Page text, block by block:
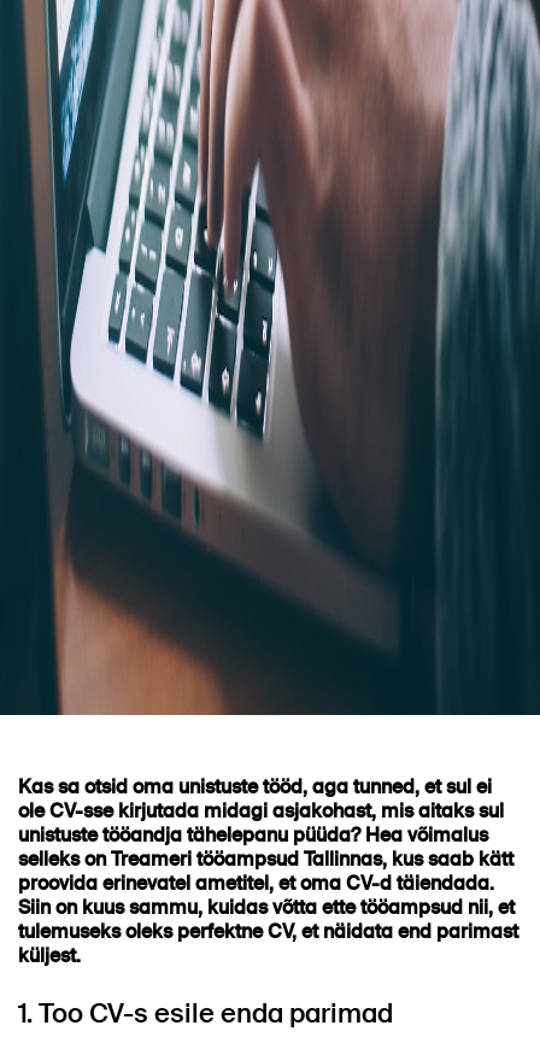
Kas sa otsid oma unistuste tööd, aga tunned, et sul ei
ole CV-sse kirjutada midagi asjakohast, mis aitaks sul
unistuste tööandja tähelepanu püüda? Hea võimalus
selleks on Treameri tööampsud Tallinnas, kus saab kätt
proovida erinevatel ametitel, et oma CV-d täiendada.
Siin on kuus sammu, kuidas võtta ette tööampsud nii, et
tulemuseks oleks perfektne CV, et näidata end parimast
küljest.
1. Too CV-s esile enda parimad